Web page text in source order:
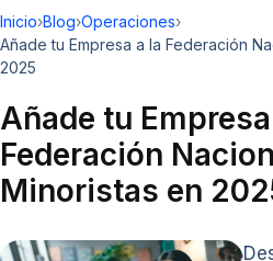
Inicio›Blog›Operaciones›
Añade tu Empresa a la Federación
2025
Añade tu
Federación
Minoristas en